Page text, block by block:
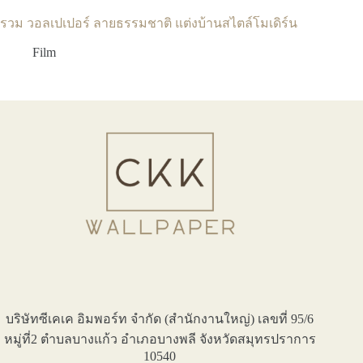
รวม วอลเปเปอร์ ลายธรรมชาติ แต่งบ้านสไตล์โมเดิร์น
Film
บริษัทซีเคเค อิมพอร์ท จำกัด (สำนักงานใหญ่) เลขที่ 95/6
หมู่ที่2 ตำบลบางแก้ว อำเภอบางพลี จังหวัดสมุทรปราการ
10540